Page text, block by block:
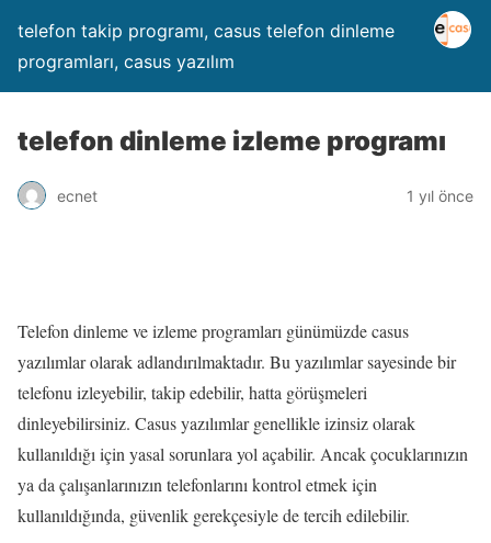
telefon takip programı, casus telefon dinleme
programları, casus yazılım
telefon dinleme izleme programı
ecnet 1 yıl önce
Telefon dinleme ve izleme programları günümüzde casus
yazılımlar olarak adlandırılmaktadır. Bu yazılımlar sayesinde bir
telefonu izleyebilir, takip edebilir, hatta görüşmeleri
dinleyebilirsiniz. Casus yazılımlar genellikle izinsiz olarak
kullanıldığı için yasal sorunlara yol açabilir. Ancak çocuklarınızın
ya da çalışanlarınızın telefonlarını kontrol etmek için
kullanıldığında, güvenlik gerekçesiyle de tercih edilebilir.